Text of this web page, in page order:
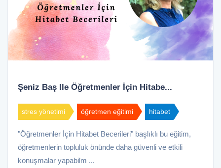
Şeniz Baş Ile Öğretmenler İçin Hitabe...
stres yönetimi öğretmen eğitimi hitabet
"Öğretmenler İçin Hitabet Becerileri" başlıklı bu eğitim,
öğretmenlerin topluluk önünde daha güvenli ve etkili
konuşmalar yapabilm ...